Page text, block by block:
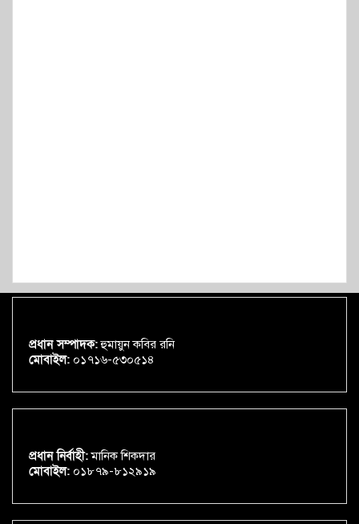
প্রধান সম্পাদক:হুমায়ুন কবির রনি
মোবাইল: ০১৭১৬-৫৩০৫১৪
প্রধান নির্বাহী:মানিক শিকদার
মোবাইল: ০১৮৭৯-৮১২৯১৯